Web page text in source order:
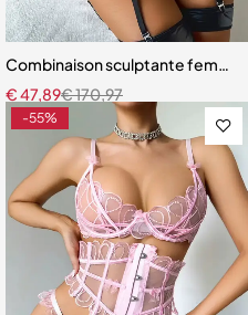
– Design exclusif avec
Combinaison sculptante femme
€170,97
€47,89
-55%